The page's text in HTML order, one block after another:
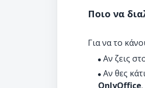
Ποιο να
Για να το
Αν ζεις
Αν θες
OnlyOffice.